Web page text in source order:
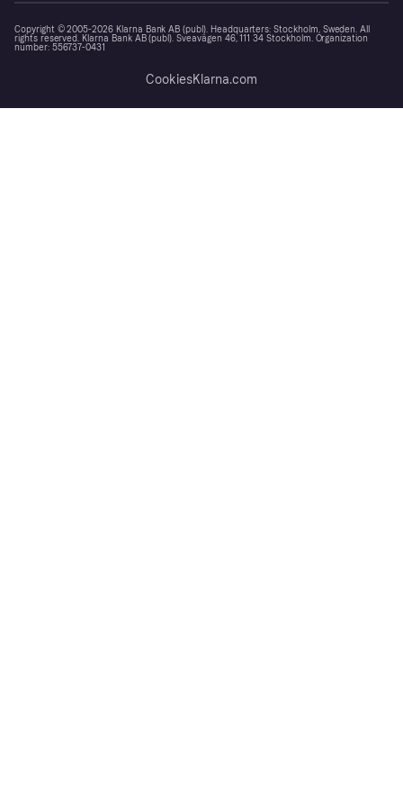
Copyright © 2005-2026 Klarna Bank AB (publ). Headquarters: Stockholm, Sweden. All
rights reserved. Klarna Bank AB (publ). Sveavägen 46, 111 34 Stockholm. Organization
number: 556737-0431
CookiesKlarna.com